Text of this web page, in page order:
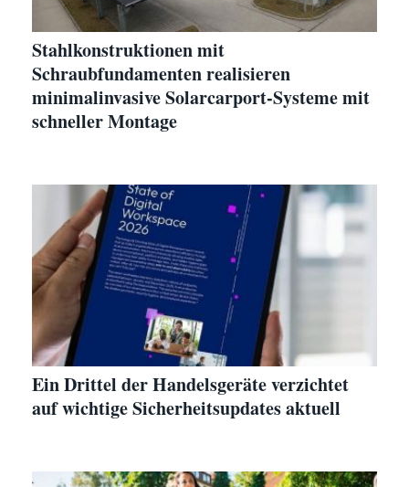
Stahlkonstruktionen mit
Schraubfundamenten realisieren
minimalinvasive Solarcarport-Systeme mit
schneller Montage
Ein Drittel der Handelsgeräte verzichtet
auf wichtige Sicherheitsupdates aktuell